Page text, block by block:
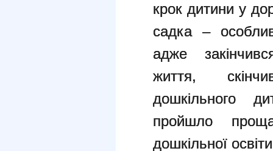
крок дитини у
садка –
адже
життя,
дошкільного
пройшло
дошкільної